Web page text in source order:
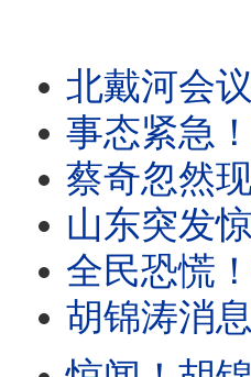
北戴河会议异常！谌贻琴意
事态紧急！已经在国外的，千万别
蔡奇忽然现身北戴河！胡锦
山东突发惊天大爆炸！他对连
全民恐慌！中国人出不
胡锦涛消息震撼海内外！她否认